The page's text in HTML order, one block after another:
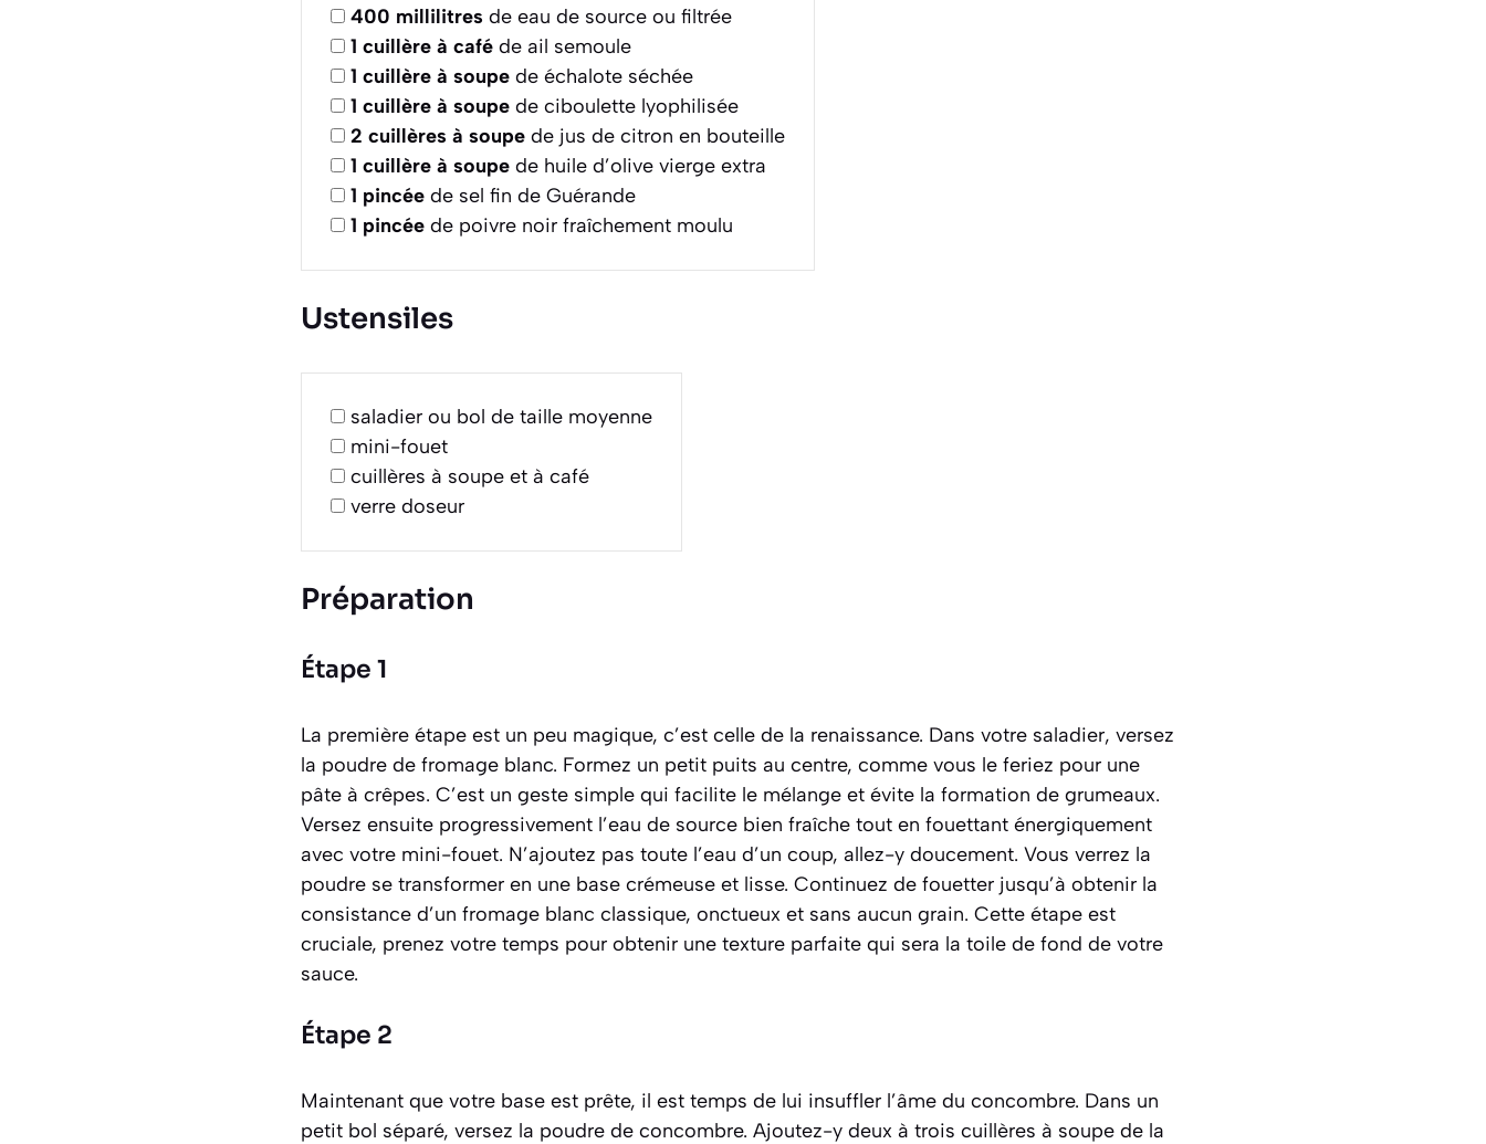
400 millilitres de eau de source ou filtrée
1 cuillère à café de ail semoule
1 cuillère à soupe de échalote séchée
1 cuillère à soupe de ciboulette lyophilisée
2 cuillères à soupe de jus de citron en bouteille
1 cuillère à soupe de huile d’olive vierge extra
1 pincée de sel fin de Guérande
1 pincée de poivre noir fraîchement moulu
Ustensiles
saladier ou bol de taille moyenne
mini-fouet
cuillères à soupe et à café
verre doseur
Préparation
Étape 1
La première étape est un peu magique, c’est celle de la renaissance. Dans votre saladier, versez
la poudre de fromage blanc. Formez un petit puits au centre, comme vous le feriez pour une
pâte à crêpes. C’est un geste simple qui facilite le mélange et évite la formation de grumeaux.
Versez ensuite progressivement l’eau de source bien fraîche tout en fouettant énergiquement
avec votre mini-fouet. N’ajoutez pas toute l’eau d’un coup, allez-y doucement. Vous verrez la
poudre se transformer en une base crémeuse et lisse. Continuez de fouetter jusqu’à obtenir la
consistance d’un fromage blanc classique, onctueux et sans aucun grain. Cette étape est
cruciale, prenez votre temps pour obtenir une texture parfaite qui sera la toile de fond de votre
sauce.
Étape 2
Maintenant que votre base est prête, il est temps de lui insuffler l’âme du concombre. Dans un
petit bol séparé, versez la poudre de concombre. Ajoutez-y deux à trois cuillères à soupe de la